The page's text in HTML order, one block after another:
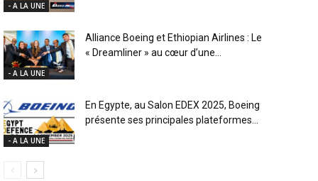
- A LA UNE
- A LA UNE
Alliance Boeing et Ethiopian Airlines : Le
« Dreamliner » au cœur d’une...
- A LA UNE
En Egypte, au Salon EDEX 2025, Boeing
présente ses principales plateformes...